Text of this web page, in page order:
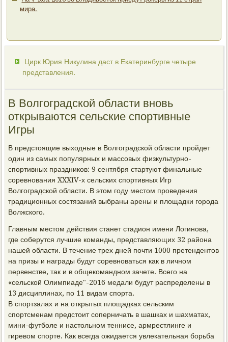
мира.
Цирк Юрия Никулина даст в Екатеринбурге четыре
представления.
В Волгоградской области вновь
открываются сельские спортивные
Игры
В предстоящие выходные в Волгоградской области пройдет
один из самых популярных и массовых физкультурно-
спортивных праздников: 9 сентября стартуют финальные
соревнования XXXIV-х сельских спортивных Игр
Волгоградской области. В этом году местом проведения
традиционных состязаний выбраны арены и площадки города
Волжского.
Главным местом действия станет стадион имени Логинова,
где соберутся лучшие команды, представляющих 32 района
нашей области. В течение трех дней почти 1000 претендентов
на призы и награды будут соревноваться как в личном
первенстве, так и в общекомандном зачете. Всего на
«сельской Олимпиаде"-2016 медали будут распределены в
13 дисциплинах, по 11 видам спорта.
В спортзалах и на открытых площадках сельским
спортсменам предстоит соперничать в шашках и шахматах,
мини-футболе и настольном теннисе, армрестлинге и
гиревом спорте. Как всегда ожидается увлекательная борьба